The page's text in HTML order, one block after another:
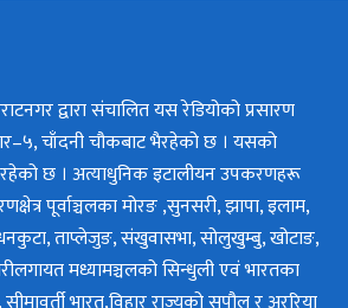
द्वारा संचालित यस रेडियोको प्रसारण
चाँदनी चौकबाट भैरहेको छ । यसको
रहेको छ । अत्याधुनिक इटालीयन उपकरणहरू
पूर्वाञ्चलका मोरङ ,सुनसरी, झापा, इलाम,
ताप्लेजुङ, संखुवासभा, सोलुखुम्बु, खोटाङ,
मध्यामञ्चलको सिन्धुली एवं भारतका